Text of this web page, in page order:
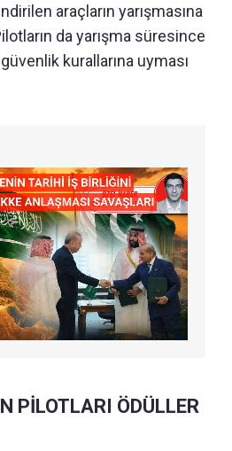
araçların yarışmasına
da yarışma süresince
kurallarına uyması
PİLOTLARI ÖDÜLLER